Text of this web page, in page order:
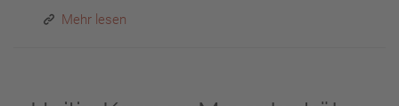
Mehr lesen